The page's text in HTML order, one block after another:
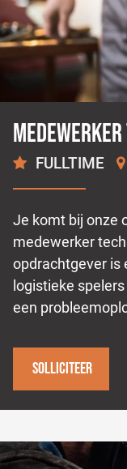
FULLTIME
Je komt bij onze
medewerker
opdrachtgever is
logistieke
een
Solliciteer